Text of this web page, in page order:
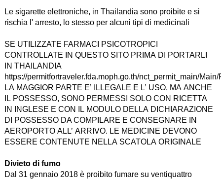
Le sigarette elettroniche, in Thailandia sono proibite e si
rischia l' arresto, lo stesso per alcuni tipi di medicinali
SE UTILIZZATE FARMACI PSICOTROPICI
CONTROLLATE IN QUESTO SITO PRIMA DI PORTARLI
IN THAILANDIA
https://permitfortraveler.fda.moph.go.th/nct_permit_main/
LA MAGGIOR PARTE E’ ILLEGALE E L’ USO, MA ANCHE
IL POSSESSO, SONO PERMESSI SOLO CON RICETTA
IN INGLESE E CON IL MODULO DELLA DICHIARAZIONE
DI POSSESSO DA COMPILARE E CONSEGNARE IN
AEROPORTO ALL’ ARRIVO. LE MEDICINE DEVONO
ESSERE CONTENUTE NELLA SCATOLA ORIGINALE
Divieto di fumo
Dal 31 gennaio 2018 è proibito fumare su ventiquattro